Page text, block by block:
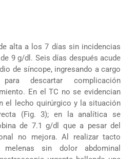
alta a los 7 días sin incidencias
9 g/dl. Seis días después acude
de síncope, ingresando a cargo
descartar complicación
En el TC no se evidencian
el lecho quirúrgico y la situación
(Fig. 3); en la analítica se
de 7.1 g/dl que a pesar del
no mejora. Al realizar tacto
sin dolor abdominal